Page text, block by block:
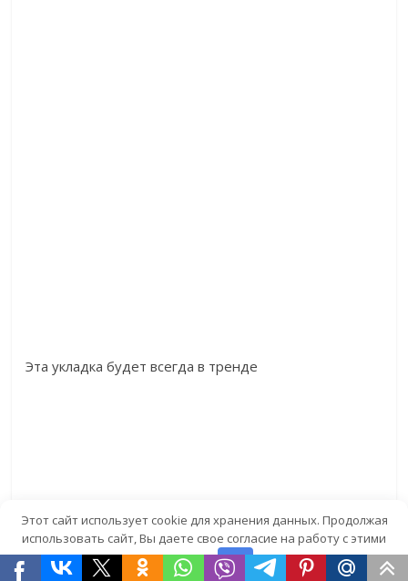
Эта укладка будет всегда в тренде
Этот сайт использует cookie для хранения данных. Продолжая
использовать сайт, Вы даете свое согласие на работу с этими
файлами.
OK